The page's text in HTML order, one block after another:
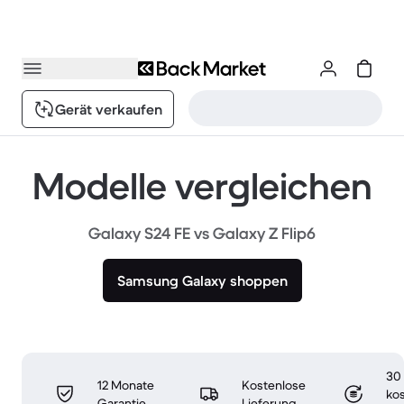
Gerät verkaufen
Modelle vergleichen
Galaxy S24 FE vs Galaxy Z Flip6
Samsung Galaxy shoppen
12 Monate
Kostenlose
30